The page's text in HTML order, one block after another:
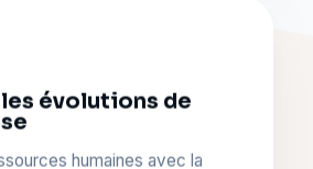
évolutions de
humaines avec la